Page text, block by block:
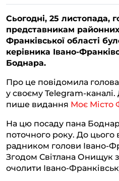
e
l
e
g
r
a
m
a
c
e
b
o
o
k
h
a
t
s
p
p
i
b
e
r
Сьогодні, 25 листопада,
представникам
Франківської області
керівника Івано-
Боднара.
Про це повідомила
у своєму Telegram-
пише видання Моє Місто
На цю посаду пана
поточного року. До
радником голови Івано-
Згодом Світлана Онищук
очолити Івано-